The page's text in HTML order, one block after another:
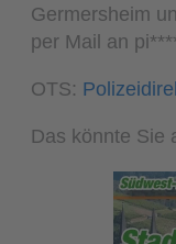
Germersheim
per Mail an pi
OTS:
Das könnte Sie